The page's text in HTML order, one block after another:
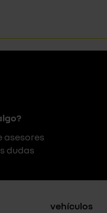
asesores
dudas
vehículos